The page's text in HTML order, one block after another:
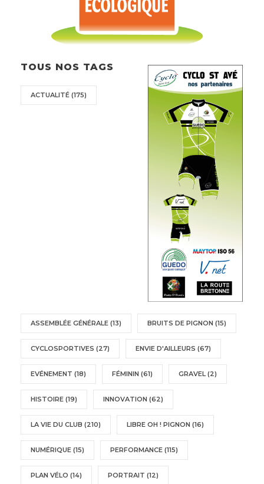
TOUS NOS TAGS
ACTUALITÉ (175)
ASSEMBLÉE GÉNÉRALE (13) BRUITS DE PIGNON (15)
CYCLOSPORTIVES (27) ENVIE D'AILLEURS (67)
EVÉNEMENT (18) FÉMININ (61) GRAVEL (2)
HISTOIRE (19) INNOVATION (62)
LA VIE DU CLUB (210) LIBRE OH ! PIGNON (16)
NUMÉRIQUE (15) PERFORMANCE (115)
PLAN VÉLO (14) PORTRAIT (12)